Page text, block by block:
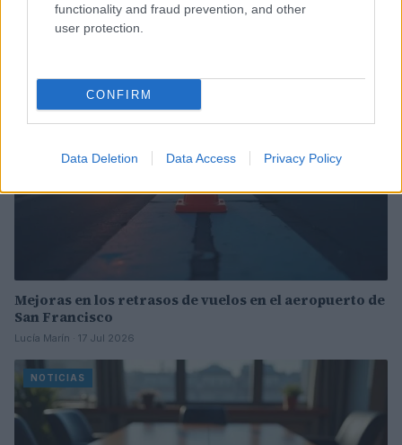
functionality and fraud prevention, and other
user protection.
CONFIRM
Data Deletion Data Access Privacy Policy
Lucía Marín · 4 Ago 2026
Mejoras en los retrasos de vuelos en el aeropuerto de
San Francisco
Lucía Marín · 17 Jul 2026
NOTICIAS